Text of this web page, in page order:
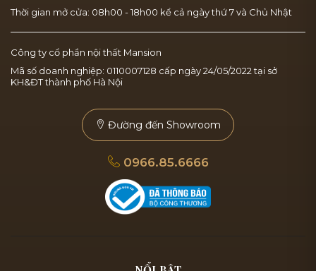
Thời gian mở cửa: 08h00 - 18h00 kể cả ngày thứ 7 và Chủ Nhật
Công ty cổ phần nội thất Mansion
Mã số doanh nghiệp: 0110007128 cấp ngày 24/05/2022 tại sở
KH&ĐT thành phố Hà Nội
Đường đến Showroom
0966.85.6666